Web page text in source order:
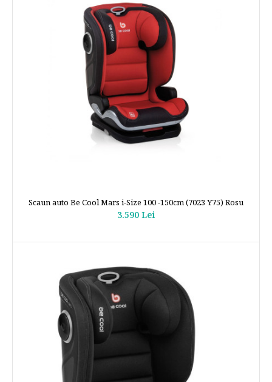
Scaun auto Be Cool Mars i-Size 100 -150cm (7023 Y75) Rosu
3.590 Lei